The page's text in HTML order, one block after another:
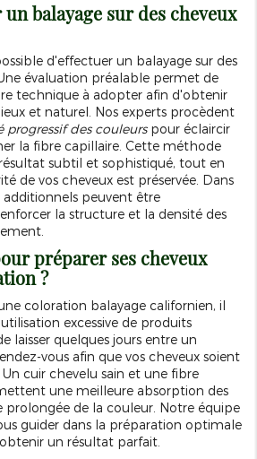
balayage sur des cheveux
d'effectuer un balayage sur des
évaluation préalable permet de
technique à adopter afin d'obtenir
et naturel. Nos experts procèdent
progressif des couleurspour éclaircir
la fibre capillaire. Cette méthode
subtil et sophistiqué, tout en
de vos cheveux est préservée. Dans
additionnels peuvent être
la structure et la densité des
préparer ses cheveux
?
coloration balayage californien, il
excessive de produits
laisser quelques jours entre un
vous afin que vos cheveux soient
Un cuir chevelu sain et une fibre
une meilleure absorption des
prolongée de la couleur. Notre équipe
guider dans la préparation optimale
un résultat parfait.